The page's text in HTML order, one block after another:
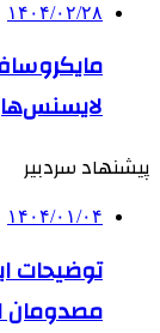
۱۴۰۴/۰۲/۲۸
پیشنهاد سردبیر
۱۴۰۴/۰۱/۰۴
توضیحات
مصدومان